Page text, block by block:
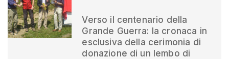
Verso il centenario della
Grande Guerra: la cronaca in
esclusiva della cerimonia di
donazione di un lembo di